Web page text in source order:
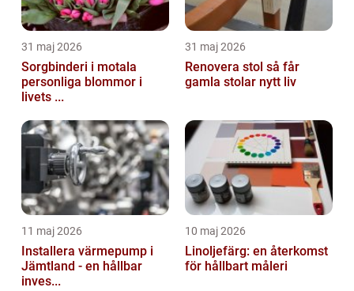
31 maj 2026
Sorgbinderi i motala
personliga blommor i
livets ...
31 maj 2026
Renovera stol så får
gamla stolar nytt liv
11 maj 2026
Installera värmepump i
Jämtland - en hållbar
inves...
10 maj 2026
Linoljefärg: en återkomst
för hållbart måleri